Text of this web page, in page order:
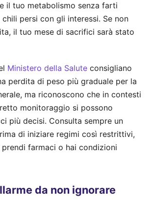
il tuo metabolismo senza farti
persi con gli interessi. Se non
il tuo mese di sacrifici sarà stato
Ministero della Salute consigliano
perdita di peso più graduale per la
ma riconoscono che in contesti
monitoraggio si possono
più decisi. Consulta sempre un
di iniziare regimi così restrittivi,
prendi farmaci o hai condizioni
da non ignorare